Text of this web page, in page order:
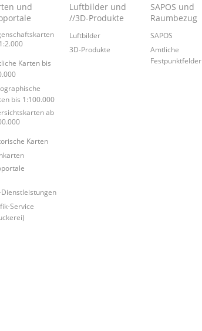
und
Karten bis
bis 1:100.000
ab
Karten
Dienstleistungen
Service
Luftbilder und
//3D-Produkte
Luftbilder
3D-Produkte
SAPOS und
Raumbezug
SAPOS
Amtliche
Festpunktfelder